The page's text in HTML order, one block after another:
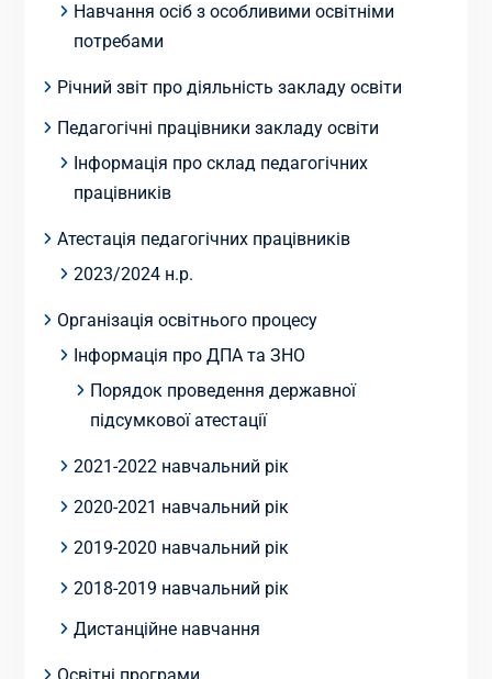
Навчання осіб з особливими освітніми
потребами
Річний звіт про діяльність закладу освіти
Педагогічні працівники закладу освіти
Інформація про склад педагогічних
працівників
Атестація педагогічних працівників
2023/2024 н.р.
Організація освітнього процесу
Інформація про ДПА та ЗНО
Порядок проведення державної
підсумкової атестації
2021-2022 навчальний рік
2020-2021 навчальний рік
2019-2020 навчальний рік
2018-2019 навчальний рік
Дистанційне навчання